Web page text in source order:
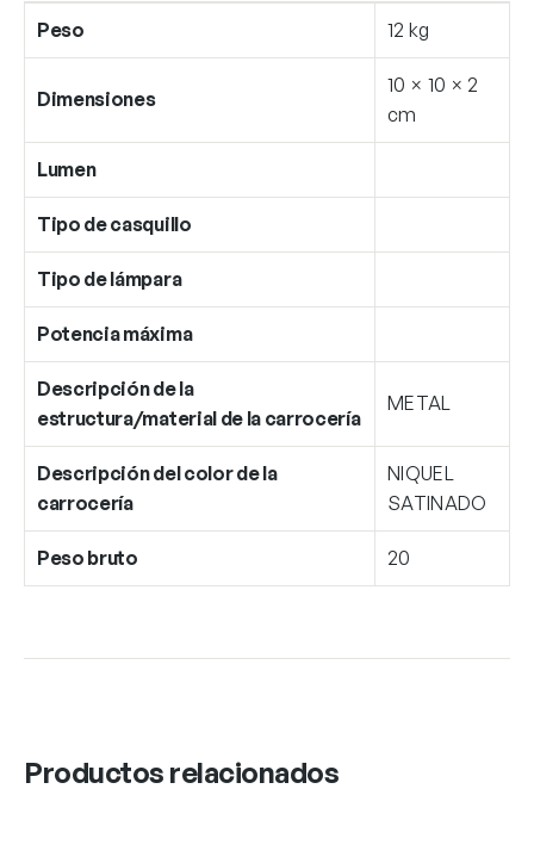
Peso 12 kg
Dimensiones
10 × 10 × 2
cm
Lumen
Tipo de casquillo
Tipo de lámpara
Potencia máxima
Descripción de la
estructura/material de la carrocería
METAL
Descripción del color de la
carrocería
NIQUEL
SATINADO
Peso bruto 20
Productos relacionados